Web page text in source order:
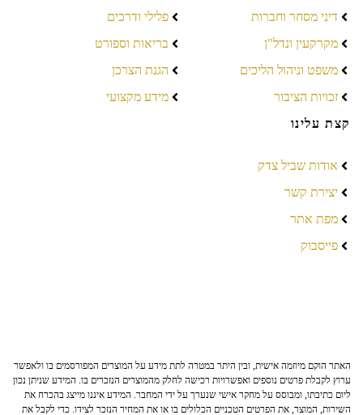
דיני מסחר וחברות
מקרקעין ונדל"ן
משפט וניהול הליכים
זכויות הציבור
פלילי ודרכים
בריאות וספורט
הגנת הצרכן
מידע מקצועי
קצת עלינו
אודות שביל צדק
יצירת קשר
מפת אתר
פייסבוק
האתר הוקם מיוזמה אישית, ובין היתר במטרה לתת מידע על המוצרים המפורסמים בו ולאפשר
ערוץ לקבלת פרטים נוספים ואפשרויות רכישה לחלק מהמוצרים הנזכרים בו. המידע שניתן נכון
ליום כתיבתו, ומבוסס על מחקר אישי שנערך על ידי המחבר. המידע איננו מייצג בהכרח את
השירות, המוצר, את הפרטים הטכניים הכלולים בו או את המחיר הנזכר לצידו. כדי לקבל את